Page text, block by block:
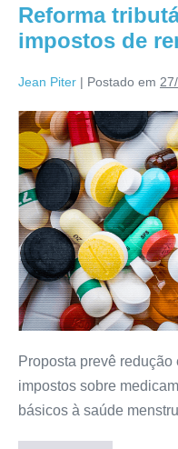
Reforma
impostos de
Jean Piter | Postado em
Proposta prevê
impostos sobre
básicos à saúde